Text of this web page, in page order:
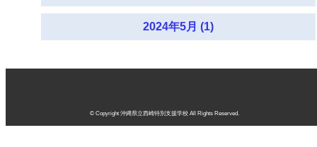
2024年5月 (1)
© Copyright 沖縄県立西崎特別支援学校 All Rights Reserved.